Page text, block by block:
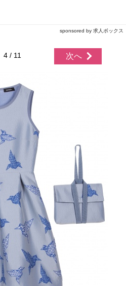
sponsored by 求人ボックス
4 / 11 次へ